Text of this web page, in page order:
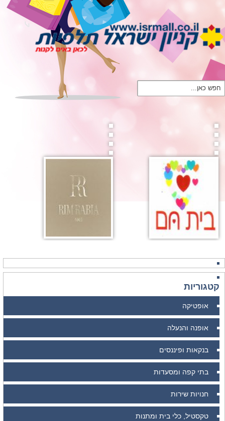
חפש כאן...
קטגוריות
אופטיקה
אופנה והנעלה
בנקאות ופיננסים
בתי קפה ומסעדות
חנויות שירות
טקסטיל, כלי בית ומתנות